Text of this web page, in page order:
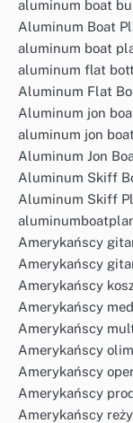
aluminum boat
Aluminum Boat
aluminum boat
aluminum flat
Aluminum Flat
Aluminum jon
aluminum jon
Aluminum Jon
Aluminum Skiff
Aluminum Skiff
Amerykańscy
Amerykańscy
Amerykańscy
Amerykańscy
Amerykańscy
Amerykańscy
Amerykańscy
Amerykańscy
Amerykańscy